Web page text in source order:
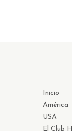
Inicio
América
USA
El Club